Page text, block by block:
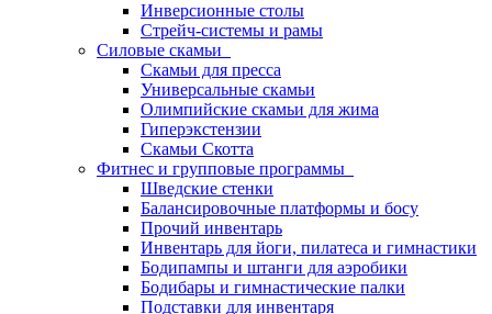
Инверсионные столы
Стрейч-системы и рамы
Силовые скамьи
Скамьи для пресса
Универсальные скамьи
Олимпийские скамьи для жима
Гиперэкстензии
Скамьи Скотта
Фитнес и групповые программы
Шведские стенки
Балансировочные платформы и босу
Прочий инвентарь
Инвентарь для йоги, пилатеса и гимнастики
Бодипампы и штанги для аэробики
Бодибары и гимнастические палки
Подставки для инвентаря